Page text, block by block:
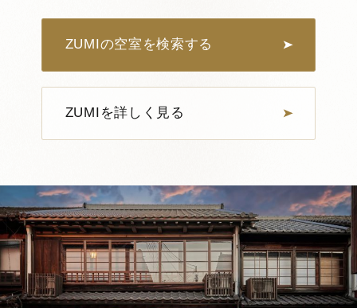
ZUMIの空室を検索する
ZUMIを詳しく見る
MITI 401定員：4名まで
VMGスイート 大洲城が見える 一棟貸切
登録有形文化財
大正
詳しく見る 空室確認・ご予約